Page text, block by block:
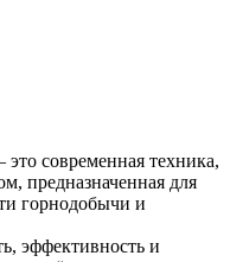
современная техника,
предназначенная для
горнодобычи и
эффективность и